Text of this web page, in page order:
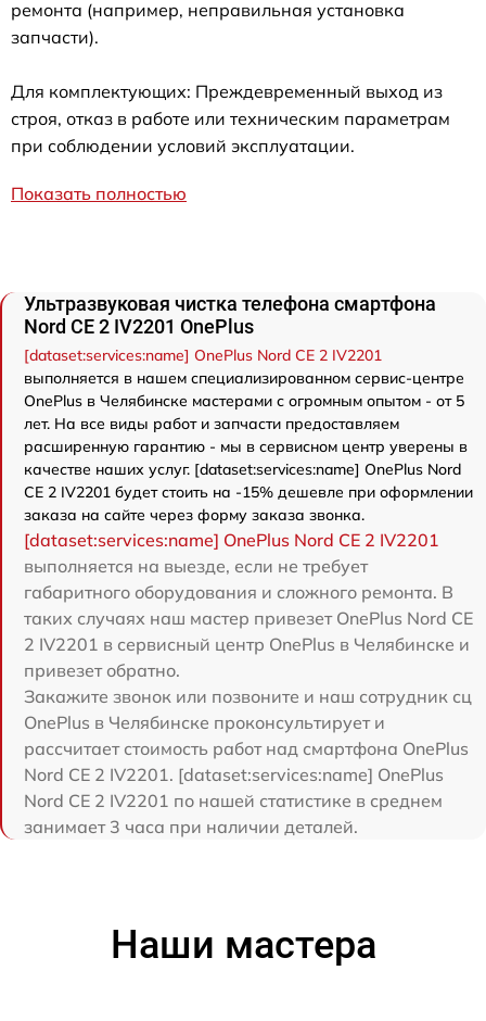
ремонта (например, неправильная установка
запчасти).
Для комплектующих: Преждевременный выход из
строя, отказ в работе или техническим параметрам
при соблюдении условий эксплуатации.
Показать полностью
Ультразвуковая чистка телефона смартфона
Nord CE 2 IV2201 OnePlus
[dataset:services:name] OnePlus Nord CE 2 IV2201
выполняется в нашем специализированном сервис-центре
OnePlus в Челябинске мастерами с огромным опытом - от 5
лет. На все виды работ и запчасти предоставляем
расширенную гарантию - мы в сервисном центр уверены в
качестве наших услуг. [dataset:services:name] OnePlus Nord
CE 2 IV2201 будет стоить на -15% дешевле при оформлении
заказа на сайте через форму заказа звонка.
[dataset:services:name] OnePlus Nord CE 2 IV2201
выполняется на выезде, если не требует
габаритного оборудования и сложного ремонта. В
таких случаях наш мастер привезет OnePlus Nord CE
2 IV2201 в сервисный центр OnePlus в Челябинске и
привезет обратно.
Закажите звонок или позвоните и наш сотрудник сц
OnePlus в Челябинске проконсультирует и
рассчитает стоимость работ над смартфона OnePlus
Nord CE 2 IV2201. [dataset:services:name] OnePlus
Nord CE 2 IV2201 по нашей статистике в среднем
занимает 3 часа при наличии деталей.
Наши мастера